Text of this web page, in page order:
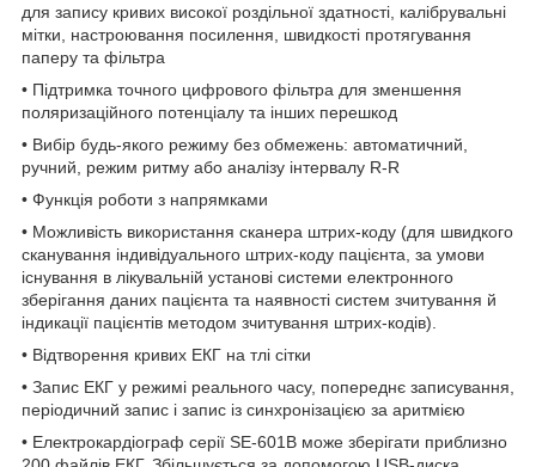
для запису кривих високої роздільної здатності, калібрувальні
мітки, настроювання посилення, швидкості протягування
паперу та фільтра
• Підтримка точного цифрового фільтра для зменшення
поляризаційного потенціалу та інших перешкод
• Вибір будь-якого режиму без обмежень: автоматичний,
ручний, режим ритму або аналізу інтервалу R-R
• Функція роботи з напрямками
• Можливість використання сканера штрих-коду (для швидкого
сканування індивідуального штрих-коду пацієнта, за умови
існування в лікувальній установі системи електронного
зберігання даних пацієнта та наявності систем зчитування й
індикації пацієнтів методом зчитування штрих-кодів).
• Відтворення кривих ЕКГ на тлі сітки
• Запис ЕКГ у режимі реального часу, попереднє записування,
періодичний запис і запис із синхронізацією за аритмією
• Електрокардіограф серії SE-601В може зберігати приблизно